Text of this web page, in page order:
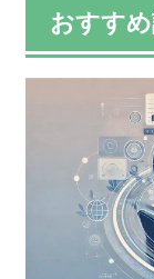
おすす